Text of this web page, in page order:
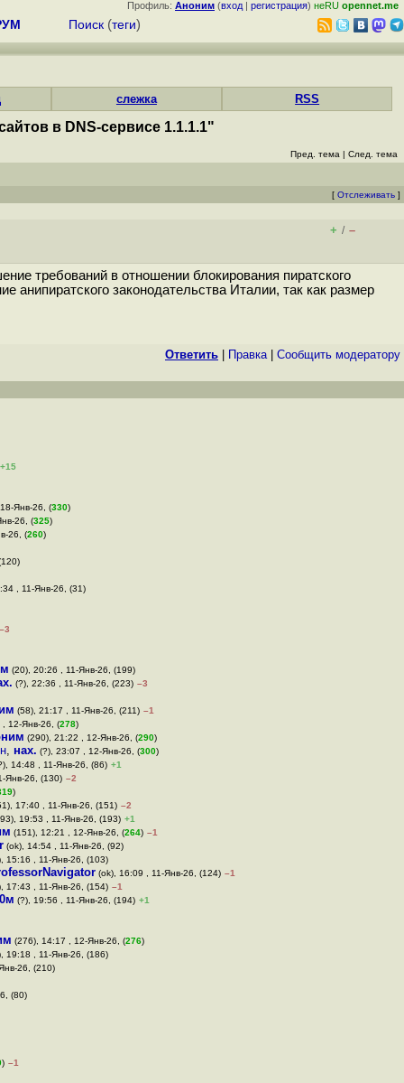
Профиль: Аноним (вход | регистрация) неRU opennet.me
Поиск (теги)
слежка RSS
в DNS-сервисе 1.1.1.1"
Пред. тема | След. тема
[ Отслеживать ]
+ / –
требований в отношении блокирования пиратского
законодательства Италии, так как размер
Ответить Правка| Cообщить модератору
+15
Янв-26, (330)
26, (325)
26, (260)
, 11-Янв-26, (31)
–3
(20), 20:26 , 11-Янв-26, (199)
(?), 22:36 , 11-Янв-26, (223) –3
(58), 21:17 , 11-Янв-26, (211) –1
12-Янв-26, (278)
(290), 21:22 , 12-Янв-26, (290)
, нах. (?), 23:07 , 12-Янв-26, (300)
14:48 , 11-Янв-26, (86) +1
Янв-26, (130) –2
)
17:40 , 11-Янв-26, (151) –2
19:53 , 11-Янв-26, (193) +1
(151), 12:21 , 12-Янв-26, (264) –1
(ok), 14:54 , 11-Янв-26, (92)
15:16 , 11-Янв-26, (103)
(ok), 16:09 , 11-Янв-26, (124) –1
17:43 , 11-Янв-26, (154) –1
(?), 19:56 , 11-Янв-26, (194) +1
(276), 14:17 , 12-Янв-26, (276)
19:18 , 11-Янв-26, (186)
26, (210)
(80)
) –1